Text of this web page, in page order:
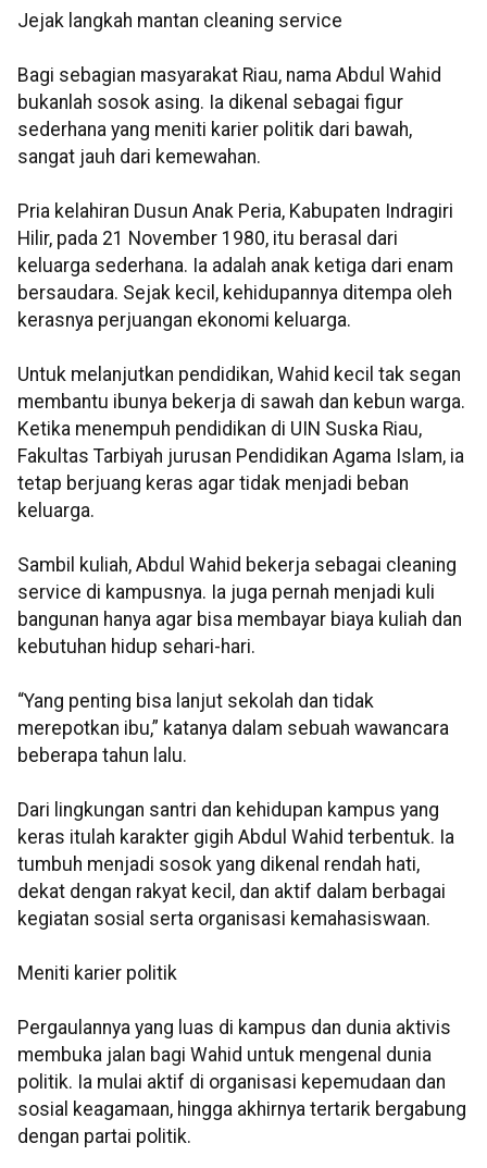
Jejak langkah mantan cleaning service
Bagi sebagian masyarakat Riau, nama Abdul Wahid
bukanlah sosok asing. Ia dikenal sebagai figur
sederhana yang meniti karier politik dari bawah,
sangat jauh dari kemewahan.
Pria kelahiran Dusun Anak Peria, Kabupaten Indragiri
Hilir, pada 21 November 1980, itu berasal dari
keluarga sederhana. Ia adalah anak ketiga dari enam
bersaudara. Sejak kecil, kehidupannya ditempa oleh
kerasnya perjuangan ekonomi keluarga.
Untuk melanjutkan pendidikan, Wahid kecil tak segan
membantu ibunya bekerja di sawah dan kebun warga.
Ketika menempuh pendidikan di UIN Suska Riau,
Fakultas Tarbiyah jurusan Pendidikan Agama Islam, ia
tetap berjuang keras agar tidak menjadi beban
keluarga.
Sambil kuliah, Abdul Wahid bekerja sebagai cleaning
service di kampusnya. Ia juga pernah menjadi kuli
bangunan hanya agar bisa membayar biaya kuliah dan
kebutuhan hidup sehari-hari.
“Yang penting bisa lanjut sekolah dan tidak
merepotkan ibu,” katanya dalam sebuah wawancara
beberapa tahun lalu.
Dari lingkungan santri dan kehidupan kampus yang
keras itulah karakter gigih Abdul Wahid terbentuk. Ia
tumbuh menjadi sosok yang dikenal rendah hati,
dekat dengan rakyat kecil, dan aktif dalam berbagai
kegiatan sosial serta organisasi kemahasiswaan.
Meniti karier politik
Pergaulannya yang luas di kampus dan dunia aktivis
membuka jalan bagi Wahid untuk mengenal dunia
politik. Ia mulai aktif di organisasi kepemudaan dan
sosial keagamaan, hingga akhirnya tertarik bergabung
dengan partai politik.